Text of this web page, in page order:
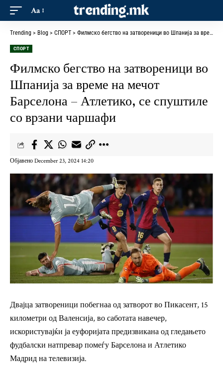
Aa
Trending > Blog > СПОРТ > Филмско бегство на затвореници во Шпанија за време на мечот Барселона – Атлетико, се спуштиле со врзани чаршафи
СПОРТ
Филмско бегство на затвореници во
Шпанија за време на мечот
Барселона – Атлетико, се спуштиле
со врзани чаршафи
Објавено December 23, 2024 14:20
Двајца затвореници побегнаа од затворот во Пикасент, 15
километри од Валенсија, во саботата навечер,
искористувајќи ја еуфоријата предизвикана од гледањето
фудбалски натпревар помеѓу Барселона и Атлетико
Мадрид на телевизија.